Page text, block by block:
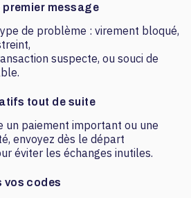
premier message
de problème : virement bloqué,
suspecte, ou souci de
tout de suite
un paiement important ou une
envoyez dès le départ
éviter les échanges inutiles.
vos codes